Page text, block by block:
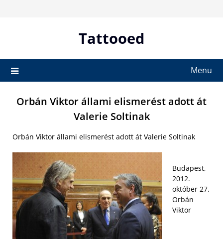
Tattooed
Menu
Orbán Viktor állami elismerést adott át
Valerie Soltinak
Orbán Viktor állami elismerést adott át Valerie Soltinak
Budapest,
2012.
október 27.
Orbán
Viktor